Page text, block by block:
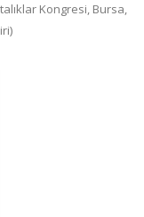
Kongresi, Bursa,